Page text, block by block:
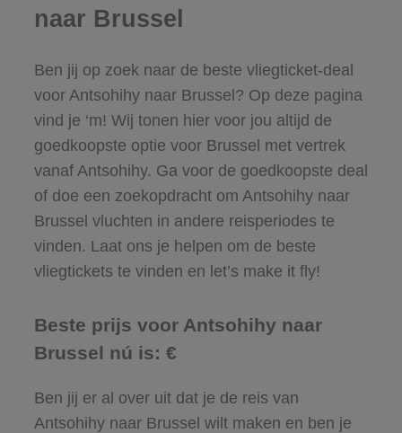
naar Brussel
Ben jij op zoek naar de beste vliegticket-deal
voor Antsohihy naar Brussel? Op deze pagina
vind je ‘m! Wij tonen hier voor jou altijd de
goedkoopste optie voor Brussel met vertrek
vanaf Antsohihy. Ga voor de goedkoopste deal
of doe een zoekopdracht om Antsohihy naar
Brussel vluchten in andere reisperiodes te
vinden. Laat ons je helpen om de beste
vliegtickets te vinden en let’s make it fly!
Beste prijs voor Antsohihy naar
Brussel nú is: €
Ben jij er al over uit dat je de reis van
Antsohihy naar Brussel wilt maken en ben je